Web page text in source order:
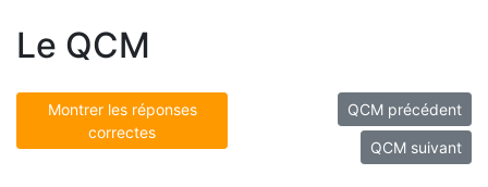
Le QCM
Montrer les réponses
correctes
QCM précédent
QCM suivant